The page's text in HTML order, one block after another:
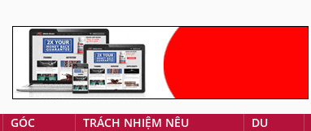
GÓC
TRÁCH NHIỆM NÊU
DU